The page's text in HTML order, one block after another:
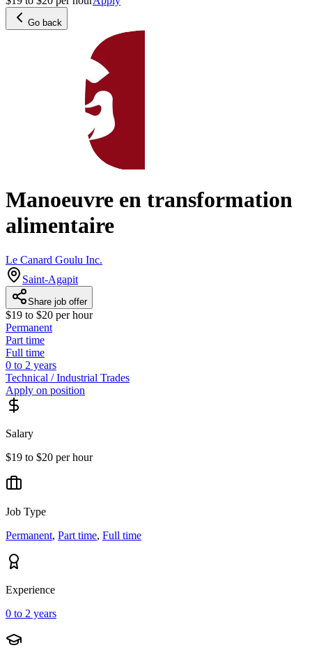
Go back
Manoeuvre en transformation
alimentaire
Le Canard Goulu Inc.
Saint-Agapit
Share job offer
$19 to $20 per hour
Permanent
Part time
Full time
0 to 2 years
Technical / Industrial Trades
Apply on position
Salary
$19 to $20 per hour
Job Type
Permanent, Part time, Full time
Experience
0 to 2 years